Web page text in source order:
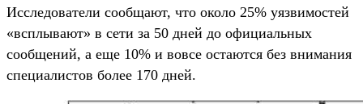
Исследователи сообщают, что около 25% уязвимостей
«всплывают» в сети за 50 дней до официальных
сообщений, а еще 10% и вовсе остаются без внимания
специалистов более 170 дней.